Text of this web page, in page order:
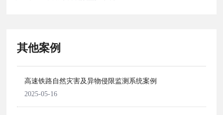
其他案例
高速铁路自然灾害及异物侵限监测系统案例
2025-05-16